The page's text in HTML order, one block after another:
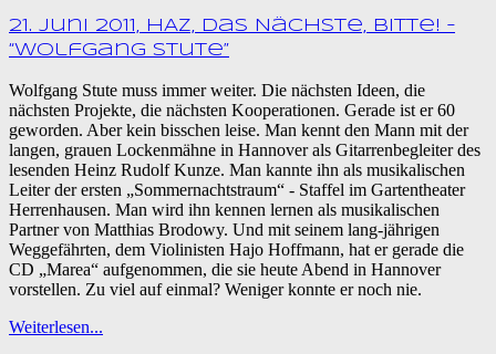
21. Juni 2011, HAZ, Das Nächste, bitte! –
“Wolfgang Stute”
Wolfgang Stute muss immer weiter. Die nächsten Ideen, die
nächsten Projekte, die nächsten Kooperationen. Gerade ist er 60
geworden. Aber kein bisschen leise. Man kennt den Mann mit der
langen, grauen Lockenmähne in Hannover als Gitarrenbegleiter des
lesenden Heinz Rudolf Kunze. Man kannte ihn als musikalischen
Leiter der ersten „Sommernachtstraum“ - Staffel im Gartentheater
Herrenhausen. Man wird ihn kennen lernen als musikalischen
Partner von Matthias Brodowy. Und mit seinem lang-jährigen
Weggefährten, dem Violinisten Hajo Hoffmann, hat er gerade die
CD „Marea“ aufgenommen, die sie heute Abend in Hannover
vorstellen. Zu viel auf einmal? Weniger konnte er noch nie.
Weiterlesen...